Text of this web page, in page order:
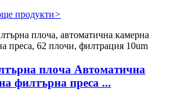
продукти>
плоча Автоматична
филтърна преса ...